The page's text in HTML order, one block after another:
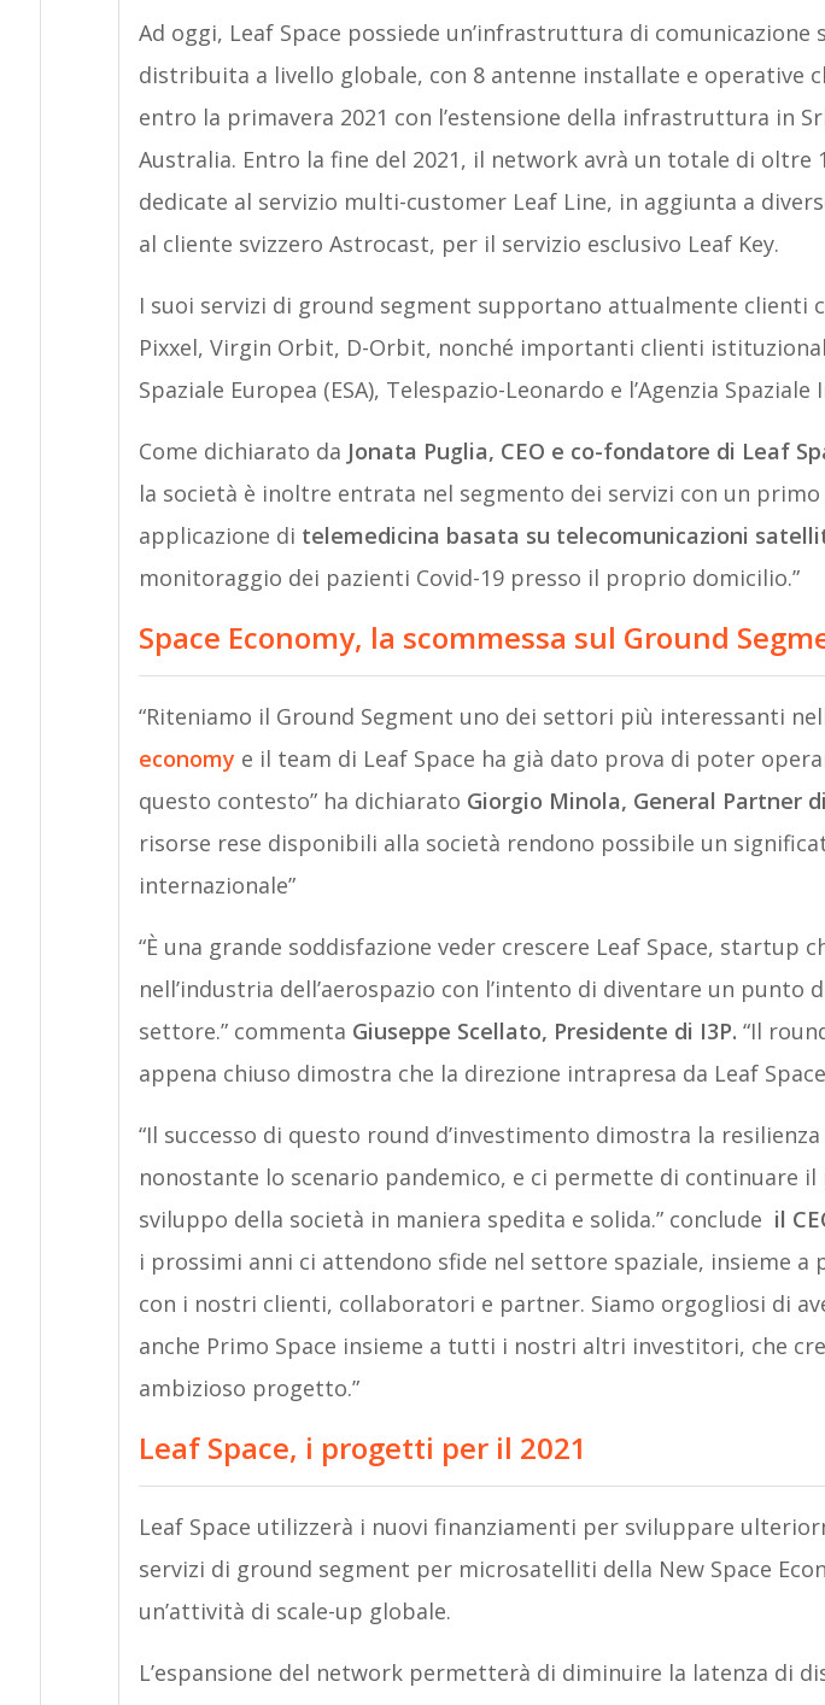
Ad oggi, Leaf Space possiede un’infrastruttura di comunicazione
distribuita a livello globale, con 8 antenne installate e operative
entro la primavera 2021 con l’estensione della infrastruttura in
Australia. Entro la fine del 2021, il network avrà un totale di oltre
dedicate al servizio multi-customer Leaf Line, in aggiunta a
al cliente svizzero Astrocast, per il servizio esclusivo Leaf Key.
I suoi servizi di ground segment supportano attualmente clienti
Pixxel, Virgin Orbit, D-Orbit, nonché importanti clienti
Spaziale Europea (ESA), Telespazio-Leonardo e l’Agenzia Spaziale
Come dichiarato da Jonata Puglia, CEO e co-fondatore di Leaf
la società è inoltre entrata nel segmento dei servizi con un
applicazione di telemedicina basata su telecomunicazioni
monitoraggio dei pazienti Covid-19 presso il proprio domicilio.”
Space Economy, la scommessa sul Ground
“Riteniamo il Ground Segment uno dei settori più interessanti
economy e il team di Leaf Space ha già dato prova di poter
questo contesto” ha dichiarato Giorgio Minola, General Partner
risorse rese disponibili alla società rendono possibile un
internazionale”
“È una grande soddisfazione veder crescere Leaf Space, startup
nell’industria dell’aerospazio con l’intento di diventare un
settore.” commenta Giuseppe Scellato, Presidente di I3P. “Il
appena chiuso dimostra che la direzione intrapresa da Leaf
“Il successo di questo round d’investimento dimostra la
nonostante lo scenario pandemico, e ci permette di continuare
sviluppo della società in maniera spedita e solida.” conclude il
i prossimi anni ci attendono sfide nel settore spaziale, insieme
con i nostri clienti, collaboratori e partner. Siamo orgogliosi di
anche Primo Space insieme a tutti i nostri altri investitori, che
ambizioso progetto.”
Leaf Space, i progetti per il 2021
Leaf Space utilizzerà i nuovi finanziamenti per sviluppare
servizi di ground segment per microsatelliti della New Space
un’attività di scale-up globale.
L’espansione del network permetterà di diminuire la latenza di